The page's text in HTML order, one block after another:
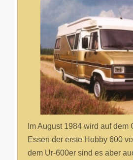
Im August 1984 wird auf dem
Essen der erste Hobby 600
dem Ur-600er sind es aber